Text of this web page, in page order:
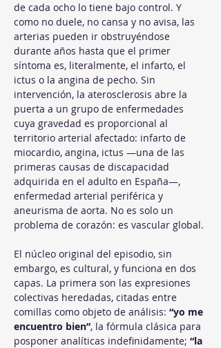
de cada ocho lo tiene bajo control. Y
como no duele, no cansa y no avisa, las
arterias pueden ir obstruyéndose
durante años hasta que el primer
síntoma es, literalmente, el infarto, el
ictus o la angina de pecho. Sin
intervención, la aterosclerosis abre la
puerta a un grupo de enfermedades
cuya gravedad es proporcional al
territorio arterial afectado: infarto de
miocardio, angina, ictus —una de las
primeras causas de discapacidad
adquirida en el adulto en España—,
enfermedad arterial periférica y
aneurisma de aorta. No es solo un
problema de corazón: es vascular global.
El núcleo original del episodio, sin
embargo, es cultural, y funciona en dos
capas. La primera son las expresiones
colectivas heredadas, citadas entre
comillas como objeto de análisis: “yo me
encuentro bien”, la fórmula clásica para
posponer analíticas indefinidamente; “la